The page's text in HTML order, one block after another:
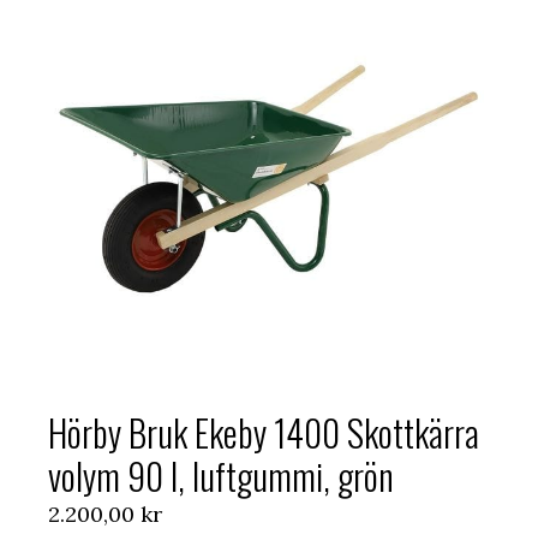
Hörby Bruk Ekeby 1400 Skottkärra
volym 90 l, luftgummi, grön
2.200,00 kr